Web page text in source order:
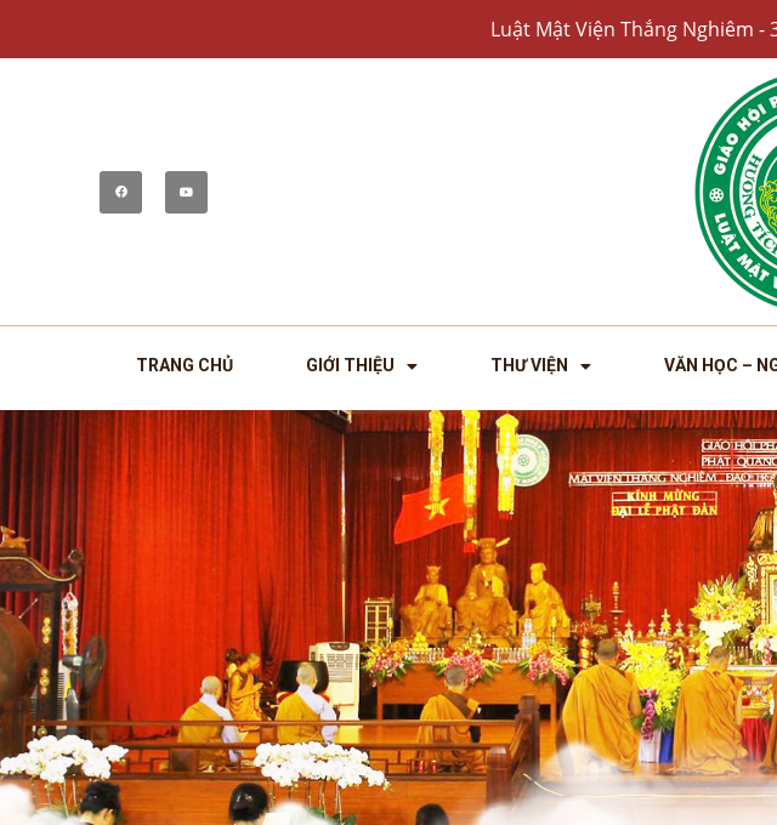
Luật Mật Viện Thắng Nghiêm -
TRANG CHỦ GIỚI THIỆU THƯ VIỆN VĂN HỌC –